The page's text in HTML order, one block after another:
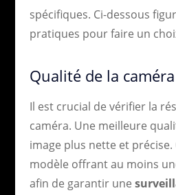
spécifiques. Ci-dessous
pratiques pour faire un
Qualité de la caméra
Il est crucial de vérifier la
caméra. Une meilleure
image plus nette et
modèle offrant au moins
afin de garantir une